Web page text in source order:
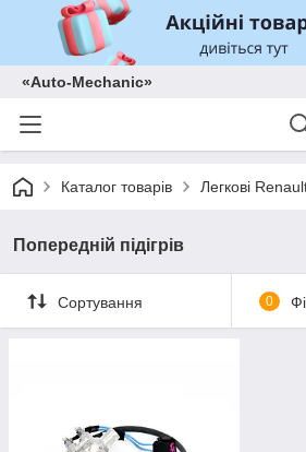
«Auto-Mechanic»
Каталог товарів Легкові
Попередній підігрів
Сортування 0